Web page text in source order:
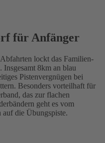
für Anfänger
lockt das Familien-
8km an blau
Pistenvergnügen bei
Besonders vorteilhaft für
das zur flachen
geht es vom
auf die Übungspiste.